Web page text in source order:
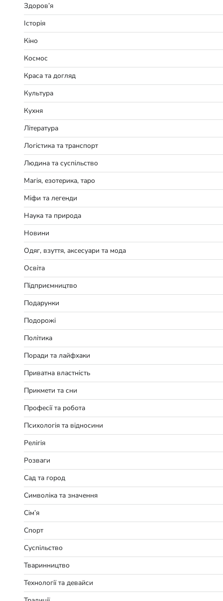
Здоров’я
Історія
Кіно
Космос
Краса та догляд
Культура
Кухня
Література
Логістика та транспорт
Людина та суспільство
Магія, езотерика, таро
Міфи та легенди
Наука та природа
Новини
Одяг, взуття, аксесуари та мода
Освіта
Підприємництво
Подарунки
Подорожі
Політика
Поради та лайфхаки
Приватна властність
Прикмети та сни
Професії та робота
Психологія та відносини
Релігія
Розваги
Сад та город
Символіка та значення
Сім’я
Спорт
Суспільство
Тваринництво
Технології та девайси